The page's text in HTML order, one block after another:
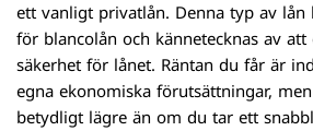
ett vanligt privatlån. Denna typ av lån
för blancolån och kännetecknas av
säkerhet för lånet. Räntan du får är
egna ekonomiska förutsättningar,
betydligt lägre än om du tar ett